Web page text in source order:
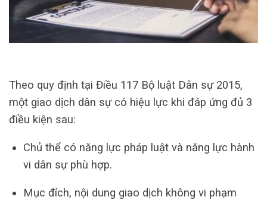
Theo quy định tại Điều 117 Bộ luật Dân sự 2015,
một giao dịch dân sự có hiệu lực khi đáp ứng đủ 3
điều kiện sau:
Chủ thể có năng lực pháp luật và năng lực hành
vi dân sự phù hợp.
Mục đích, nội dung giao dịch không vi phạm